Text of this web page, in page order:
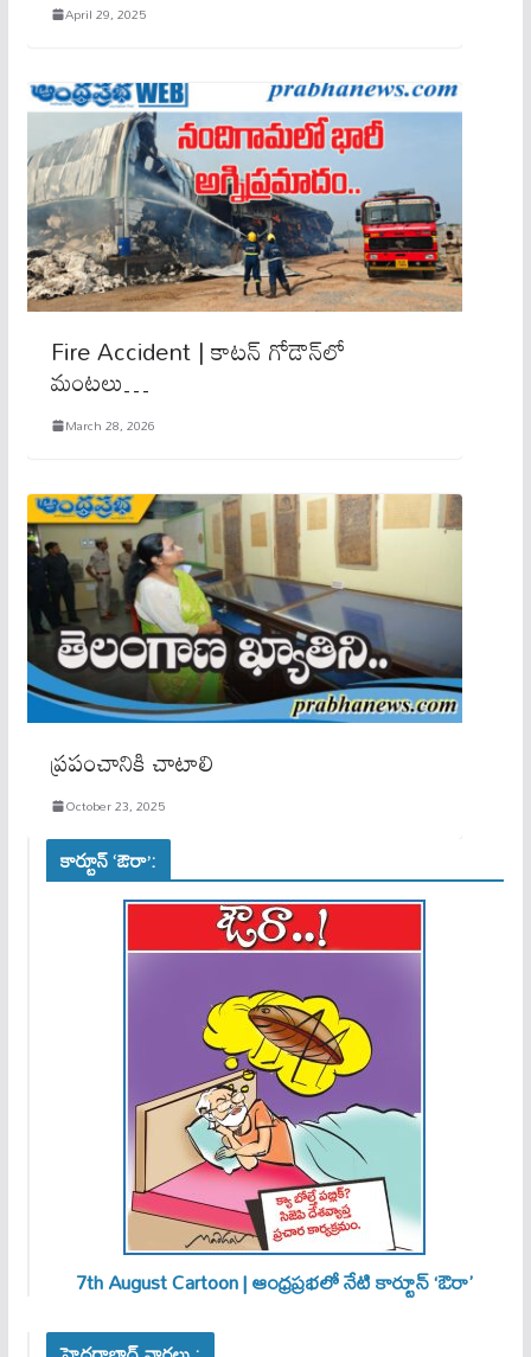
April 29, 2025
Fire Accident | కాటన్ గోడౌన్‌లో
మంటలు…
March 28, 2026
ప్రపంచానికి చాటాలి
October 23, 2025
కార్టూన్ ‘ఔరా’:
7th August Cartoon | ఆంధ్రప్రభలో నేటి కార్టూన్ ‘ఔరా’